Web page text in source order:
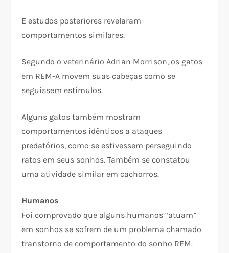
E estudos posteriores revelaram
comportamentos similares.
Segundo o veterinário Adrian Morrison, os gatos
em REM-A movem suas cabeças como se
seguissem estímulos.
Alguns gatos também mostram
comportamentos idênticos a ataques
predatórios, como se estivessem perseguindo
ratos em seus sonhos. Também se constatou
uma atividade similar em cachorros.
Humanos
Foi comprovado que alguns humanos “atuam”
em sonhos se sofrem de um problema chamado
transtorno de comportamento do sonho REM.